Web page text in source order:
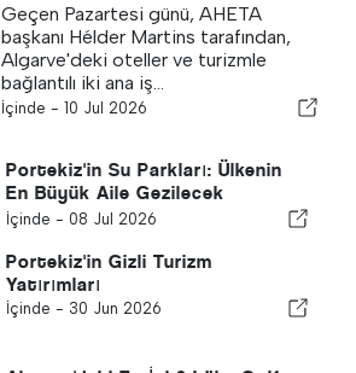
Geçen Pazartesi günü, AHETA
başkanı Hélder Martins tarafından,
Algarve'deki oteller ve turizmle
bağlantılı iki ana iş...
İçinde - 10 Jul 2026
Portekiz'in Su Parkları: Ülkenin
En Büyük Aile Gezilecek
Yerlerinden Biri
İçinde - 08 Jul 2026
Portekiz'in Gizli Turizm
Yatırımları
İçinde - 30 Jun 2026